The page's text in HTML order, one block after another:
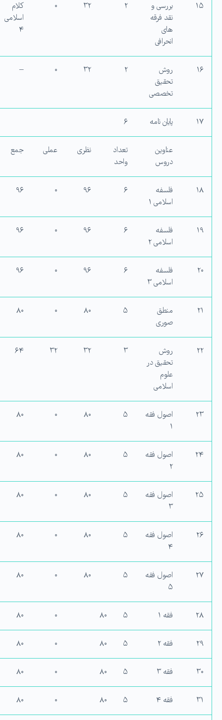
۱۵
بررسی و
نقد فرقه
های
انحرافی
۲ ۳۲ ۰
کلام
اسلامی
۴
۱۶
روش
تحقیق
تخصصی
۲ ۳۲ ۰ –
۱۷ پایان نامه ۶
عناوین
دروس
تعداد
واحد
نظری عملی جمع
۱۸
فلسفه
اسلامی ۱
۶ ۹۶ ۰ ۹۶
۱۹
فلسفه
اسلامی ۲
۶ ۹۶ ۰ ۹۶
۲۰
فلسفه
اسلامی ۳
۶ ۹۶ ۰ ۹۶
۲۱
منطق
صوری
۵ ۸۰ ۰ ۸۰
۲۲
روش
تحقیق در
علوم
اسلامی
۳ ۳۲ ۳۲ ۶۴
۲۳
اصول فقه
۱
۵ ۸۰ ۰ ۸۰
۲۴
اصول فقه
۲
۵ ۸۰ ۰ ۸۰
۲۵
اصول فقه
۳
۵ ۸۰ ۰ ۸۰
۲۶
اصول فقه
۴
۵ ۸۰ ۰ ۸۰
۲۷
اصول فقه
۵
۵ ۸۰ ۰ ۸۰
۲۸ فقه ۱ ۵ ۸۰ ۰ ۸۰
۲۹ فقه ۲ ۵ ۸۰ ۰ ۸۰
۳۰ فقه ۳ ۵ ۸۰ ۰ ۸۰
۳۱ فقه ۴ ۵ ۸۰ ۰ ۸۰